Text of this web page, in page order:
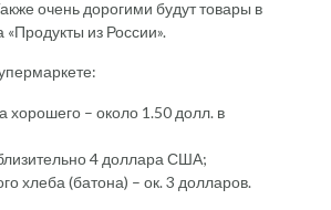
очень дорогими будут товары в
из России».
хорошего – около 1.50 долл. в
4 доллара США;
хлеба (батона) – ок. 3 долларов.